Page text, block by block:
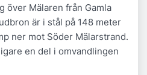
över Mälaren från Gamla
är i stål på 148 meter
ner mot Söder Mälarstrand.
en del i omvandlingen